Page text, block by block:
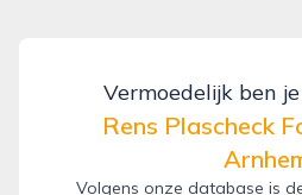
Vermoedelijk ben
Rens Plascheck
Volgens onze database is